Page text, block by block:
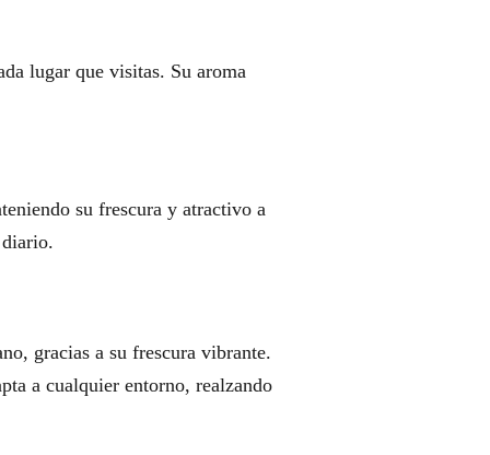
lugar que visitas. Su aroma
su frescura y atractivo a
gracias a su frescura vibrante.
a cualquier entorno, realzando